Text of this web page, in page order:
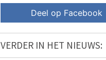
Deel op Facebook
VERDER IN HET NIEUWS: